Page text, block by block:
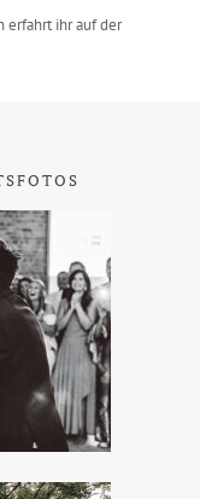
erfahrt ihr auf der